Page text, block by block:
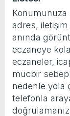
yeni
Konumunuza
adres, iletişim
anında
eczaneye
eczaneler,
mücbir
nedenle yola
telefonla